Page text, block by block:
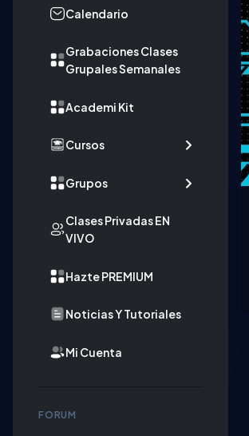
Calendario
Grabaciones Clases
Grupales Semanales
Academi Kit
Cursos
Grupos
Clases Privadas EN
VIVO
Hazte PREMIUM
Noticias Y Tutoriales
Mi Cuenta
FORUM